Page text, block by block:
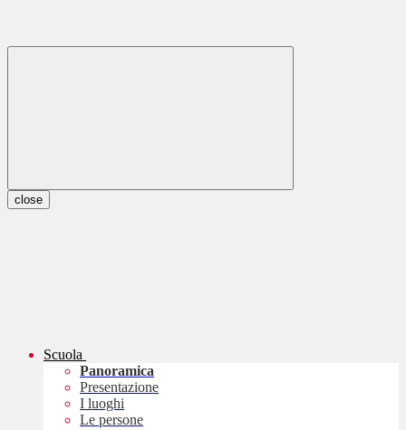
close
Scuola
Panoramica
Presentazione
I luoghi
Le persone